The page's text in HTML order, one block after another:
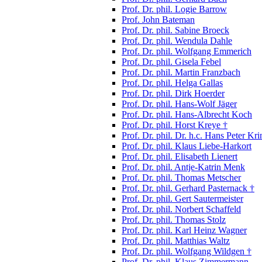
Prof. Dr. phil. Logie Barrow
Prof. John Bateman
Prof. Dr. phil. Sabine Broeck
Prof. Dr. phil. Wendula Dahle
Prof. Dr. phil. Wolfgang Emmerich
Prof. Dr. phil. Gisela Febel
Prof. Dr. phil. Martin Franzbach
Prof. Dr. phil. Helga Gallas
Prof. Dr. phil. Dirk Hoerder
Prof. Dr. phil. Hans-Wolf Jäger
Prof. Dr. phil. Hans-Albrecht Koch
Prof. Dr. phil. Horst Kreye †
Prof. Dr. phil. Dr. h.c. Hans Peter
Prof. Dr. phil. Klaus Liebe-Harkort
Prof. Dr. phil. Elisabeth Lienert
Prof. Dr. phil. Antje-Katrin Menk
Prof. Dr. phil. Thomas Metscher
Prof. Dr. phil. Gerhard Pasternack †
Prof. Dr. phil. Gert Sautermeister
Prof. Dr. phil. Norbert Schaffeld
Prof. Dr. phil. Thomas Stolz
Prof. Dr. phil. Karl Heinz Wagner
Prof. Dr. phil. Matthias Waltz
Prof. Dr. phil. Wolfgang Wildgen †